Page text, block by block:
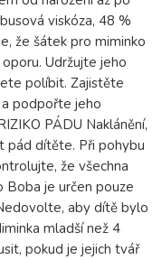
viskóza, 48 %
že šátek pro miminko
Udržujte jeho
políbit. Zajistěte
podpořte jeho
PÁDU Naklánění,
pád dítěte. Při pohybu
že všechna
Boba je určen pouze
aby dítě bylo
mladší než 4
pokud je jejich tvář